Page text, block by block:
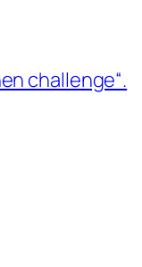
challenge“.